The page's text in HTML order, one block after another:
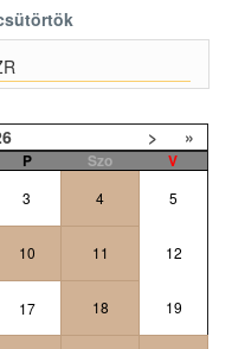
> »
P Szo
V
3 4 5
10 11 12
17 18 19